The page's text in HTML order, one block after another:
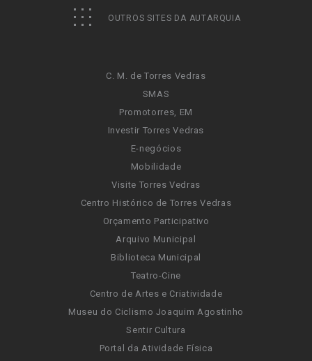
OUTROS SITES DA AUTARQUIA
C. M. de Torres Vedras
SMAS
Promotorres, EM
Investir Torres Vedras
E-negócios
Mobilidade
Visite Torres Vedras
Centro Histórico de Torres Vedras
Orçamento Participativo
Arquivo Municipal
Biblioteca Municipal
Teatro-Cine
Centro de Artes e Criatividade
Museu do Ciclismo Joaquim Agostinho
Sentir Cultura
Portal da Atividade Física